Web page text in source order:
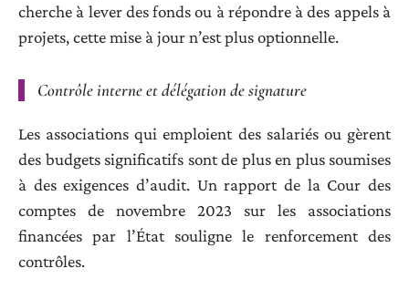
cherche à lever des fonds ou à répondre à des appels à
projets, cette mise à jour n’est plus optionnelle.
Contrôle interne et délégation de signature
Les associations qui emploient des salariés ou gèrent
des budgets significatifs sont de plus en plus soumises
à des exigences d’audit. Un rapport de la Cour des
comptes de novembre 2023 sur les associations
financées par l’État souligne le renforcement des
contrôles.